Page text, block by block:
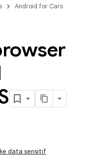
Android for Cars
data sensitif